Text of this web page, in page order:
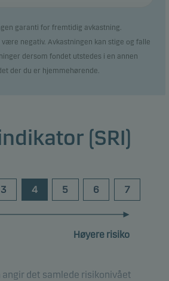
garanti for fremtidig avkastning.
negativ. Avkastningen kan stige og falle
dersom fondet utstedes i en annen
der du er hjemmehørende.
(SRI)
3 4 5 6 7
Høyere risiko
det samlede risikonivået